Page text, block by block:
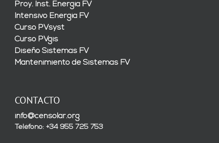
Proy. Inst. Energía FV
Intensivo Energía FV
Curso PVsyst
Curso PVgis
Diseño Sistemas FV
Mantenimiento de Sistemas FV
CONTACTO
info@censolar.org
Teléfono: +34 955 725 753